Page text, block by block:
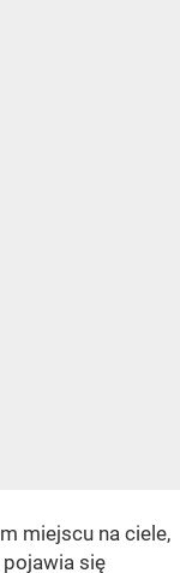
miejscu na ciele,
pojawia się